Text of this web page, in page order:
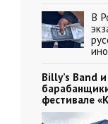
В
Billy’s Band
фестивале